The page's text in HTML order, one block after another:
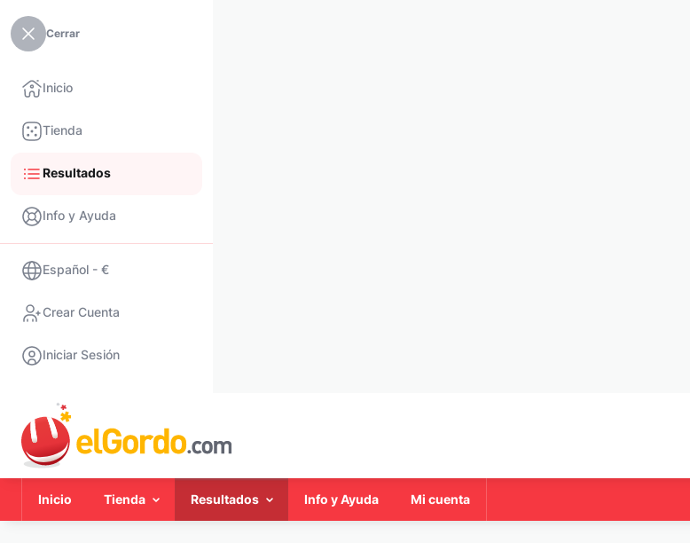
Cerrar
Inicio
Tienda
Resultados
Info y Ayuda
Español - €
Crear Cuenta
Iniciar Sesión
Inicio Tienda Resultados Info y Ayuda Mi cuenta